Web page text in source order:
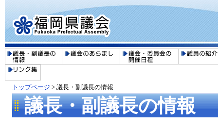
トップページ > 議長・副議長の情報
議長・副議長の情報